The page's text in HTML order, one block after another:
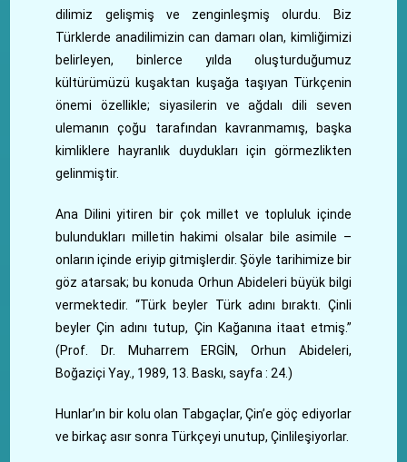
dilimiz gelişmiş ve zenginleşmiş olurdu. Biz
Türklerde anadilimizin can damarı olan, kimliğimizi
belirleyen, binlerce yılda oluşturduğumuz
kültürümüzü kuşaktan kuşağa taşıyan Türkçenin
önemi özellikle; siyasilerin ve ağdalı dili seven
ulemanın çoğu tarafından kavranmamış, başka
kimliklere hayranlık duydukları için görmezlikten
gelinmiştir.
Ana Dilini yitiren bir çok millet ve topluluk içinde
bulundukları milletin hakimi olsalar bile asimile –
onların içinde eriyip gitmişlerdir. Şöyle tarihimize bir
göz atarsak; bu konuda Orhun Abideleri büyük bilgi
vermektedir. “Türk beyler Türk adını bıraktı. Çinli
beyler Çin adını tutup, Çin Kağanına itaat etmiş.”
(Prof. Dr. Muharrem ERGİN, Orhun Abideleri,
Boğaziçi Yay., 1989, 13. Baskı, sayfa : 24.)
Hunlar’ın bir kolu olan Tabgaçlar, Çin’e göç ediyorlar
ve birkaç asır sonra Türkçeyi unutup, Çinlileşiyorlar.